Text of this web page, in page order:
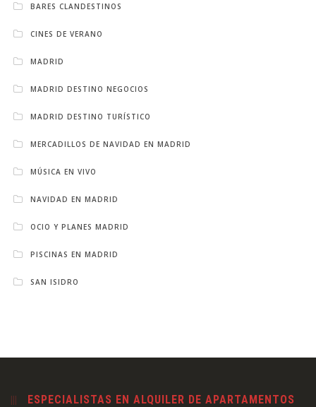
BARES CLANDESTINOS
CINES DE VERANO
MADRID
MADRID DESTINO NEGOCIOS
MADRID DESTINO TURÍSTICO
MERCADILLOS DE NAVIDAD EN MADRID
MÚSICA EN VIVO
NAVIDAD EN MADRID
OCIO Y PLANES MADRID
PISCINAS EN MADRID
SAN ISIDRO
ESPECIALISTAS EN ALQUILER DE APARTAMENTOS